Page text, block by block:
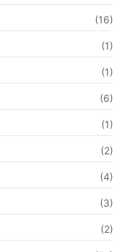
(16)
(1)
(1)
(6)
(1)
(2)
(4)
(3)
(2)